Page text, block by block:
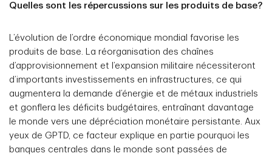
Quelles sont les répercussions sur les produits de base?
L’évolution de l’ordre économique mondial favorise les
produits de base. La réorganisation des chaînes
d’approvisionnement et l’expansion militaire nécessiteront
d’importants investissements en infrastructures, ce qui
augmentera la demande d’énergie et de métaux industriels
et gonflera les déficits budgétaires, entraînant davantage
le monde vers une dépréciation monétaire persistante. Aux
yeux de GPTD, ce facteur explique en partie pourquoi les
banques centrales dans le monde sont passées de